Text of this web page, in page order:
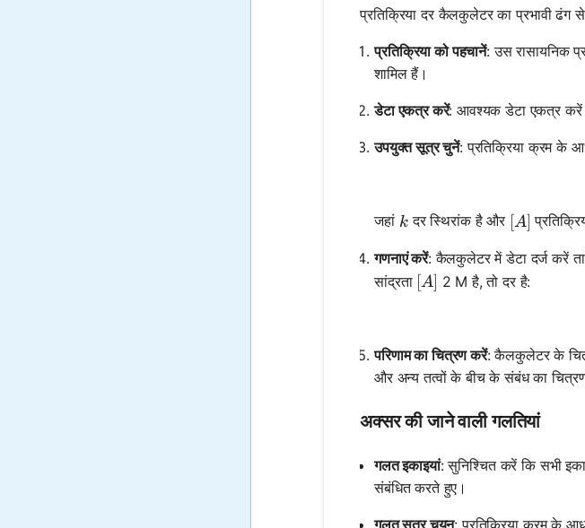
प्रतिक्रिया दर कैलकुलेटर का प्रभावी ढंग
प्रतिक्रिया को पहचानें: उस रासायनिक
शामिल हैं।
डेटा एकत्र करें: आवश्यक डेटा एकत्र करें
उपयुक्त सूत्र चुनें: प्रतिक्रिया क्रम के
जहां k
kदर स्थिरांक है और [A]
[A]
गणनाएं करें: कैलकुलेटर में डेटा दर्ज करें
सांद्रता [A]
[A] 2 M है, तो दर है:
परिणाम का चित्रण करें: कैलकुलेटर के
और अन्य तत्वों के बीच के संबंध का
अक्सर की जाने वाली गलतियां
गलत इकाइयां: सुनिश्चित करें कि सभी
संबंधित करते हुए।